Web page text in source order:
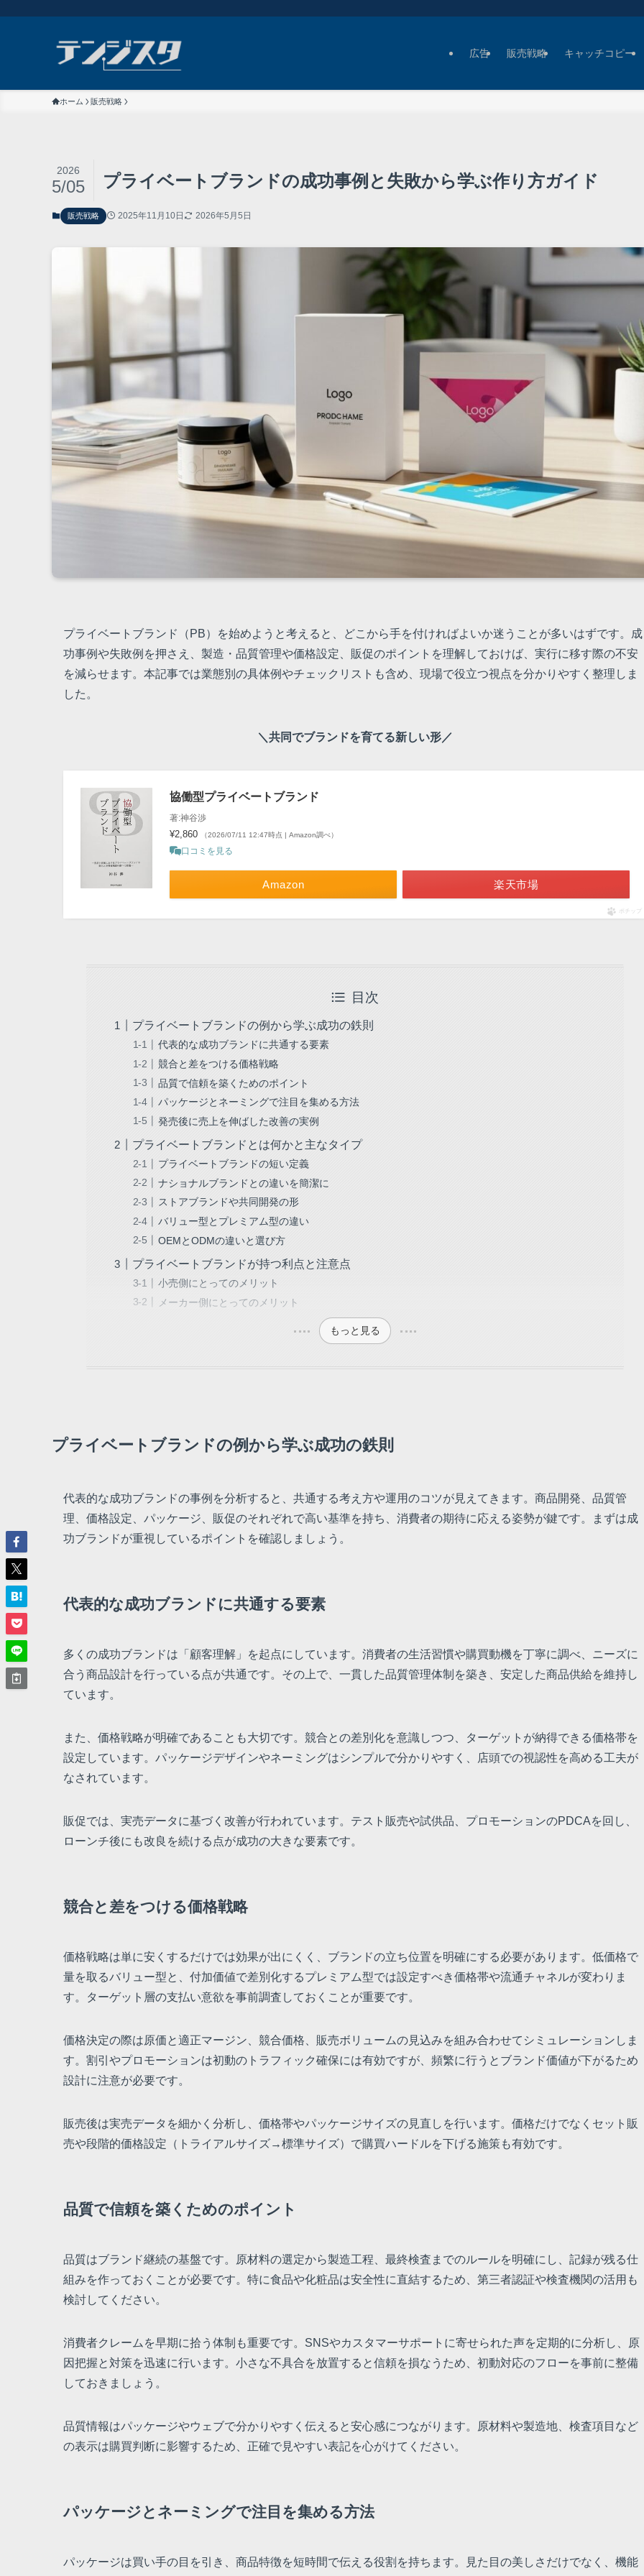
広告 販売戦略 キャッチコピー
ホーム 販売戦略
プライベートブランドの成功事例と失敗から学ぶ作り方ガイド
2026
5/05
販売戦略 2025年11月10日 2026年5月5日
プライベートブランド（PB）を始めようと考えると、どこから手を付ければよいか迷うことが多いはずです。成
功事例や失敗例を押さえ、製造・品質管理や価格設定、販促のポイントを理解しておけば、実行に移す際の不安
を減らせます。本記事では業態別の具体例やチェックリストも含め、現場で役立つ視点を分かりやすく整理しま
した。
＼共同でブランドを育てる新しい形／
協働型プライベートブランド
著:神谷渉
¥2,860 （2026/07/11 12:47時点 | Amazon調べ）
口コミを見る
Amazon 楽天市場
ポチップ
目次
プライベートブランドの例から学ぶ成功の鉄則
代表的な成功ブランドに共通する要素
競合と差をつける価格戦略
品質で信頼を築くためのポイント
パッケージとネーミングで注目を集める方法
発売後に売上を伸ばした改善の実例
プライベートブランドとは何かと主なタイプ
プライベートブランドの短い定義
ナショナルブランドとの違いを簡潔に
ストアブランドや共同開発の形
バリュー型とプレミアム型の違い
OEMとODMの違いと選び方
プライベートブランドが持つ利点と注意点
小売側にとってのメリット
メーカー側にとってのメリット
もっと見る
プライベートブランドの例から学ぶ成功の鉄則
代表的な成功ブランドの事例を分析すると、共通する考え方や運用のコツが見えてきます。商品開発、品質管
理、価格設定、パッケージ、販促のそれぞれで高い基準を持ち、消費者の期待に応える姿勢が鍵です。まずは成
功ブランドが重視しているポイントを確認しましょう。
代表的な成功ブランドに共通する要素
多くの成功ブランドは「顧客理解」を起点にしています。消費者の生活習慣や購買動機を丁寧に調べ、ニーズに
合う商品設計を行っている点が共通です。その上で、一貫した品質管理体制を築き、安定した商品供給を維持し
ています。
また、価格戦略が明確であることも大切です。競合との差別化を意識しつつ、ターゲットが納得できる価格帯を
設定しています。パッケージデザインやネーミングはシンプルで分かりやすく、店頭での視認性を高める工夫が
なされています。
販促では、実売データに基づく改善が行われています。テスト販売や試供品、プロモーションのPDCAを回し、
ローンチ後にも改良を続ける点が成功の大きな要素です。
競合と差をつける価格戦略
価格戦略は単に安くするだけでは効果が出にくく、ブランドの立ち位置を明確にする必要があります。低価格で
量を取るバリュー型と、付加価値で差別化するプレミアム型では設定すべき価格帯や流通チャネルが変わりま
す。ターゲット層の支払い意欲を事前調査しておくことが重要です。
価格決定の際は原価と適正マージン、競合価格、販売ボリュームの見込みを組み合わせてシミュレーションしま
す。割引やプロモーションは初動のトラフィック確保には有効ですが、頻繁に行うとブランド価値が下がるため
設計に注意が必要です。
販売後は実売データを細かく分析し、価格帯やパッケージサイズの見直しを行います。価格だけでなくセット販
売や段階的価格設定（トライアルサイズ→標準サイズ）で購買ハードルを下げる施策も有効です。
品質で信頼を築くためのポイント
品質はブランド継続の基盤です。原材料の選定から製造工程、最終検査までのルールを明確にし、記録が残る仕
組みを作っておくことが必要です。特に食品や化粧品は安全性に直結するため、第三者認証や検査機関の活用も
検討してください。
消費者クレームを早期に拾う体制も重要です。SNSやカスタマーサポートに寄せられた声を定期的に分析し、原
因把握と対策を迅速に行います。小さな不具合を放置すると信頼を損なうため、初動対応のフローを事前に整備
しておきましょう。
品質情報はパッケージやウェブで分かりやすく伝えると安心感につながります。原材料や製造地、検査項目など
の表示は購買判断に影響するため、正確で見やすい表記を心がけてください。
パッケージとネーミングで注目を集める方法
パッケージは買い手の目を引き、商品特徴を短時間で伝える役割を持ちます。見た目の美しさだけでなく、機能